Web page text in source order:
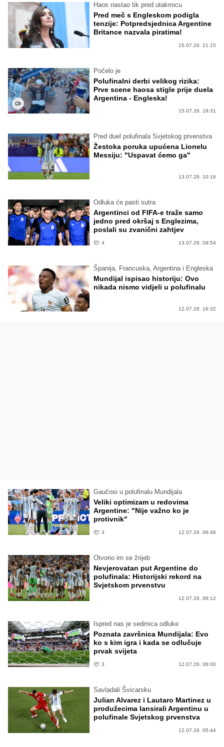
Haos nastao tik pred utakmicu
Pred meč s Engleskom podigla
tenzije: Potpredsjednica Argentine
Britance nazvala piratima!
15.07.26. 21:15
Počelo je
Polufinalni derbi velikog rizika:
Prve scene haosa stigle prije duela
Argentina - Engleska!
15.07.26. 19:31
Pred duel polufinala Svjetskog prvenstva
Žestoka poruka upućena Lionelu
Messiju: "Uspavat ćemo ga"
13.07.26. 10:16
Odluka će pasti sutra
Argentinci od FIFA-e traže samo
jedno pred okršaj s Englezima,
poslali su zvanični zahtjev
4 13.07.26. 09:54
Španija, Francuska, Argentina i Engleska
Mundijal ispisao historiju: Ovo
nikada nismo vidjeli u polufinalu
12.07.26. 16:32
Gaučosi u polufinalu Mundijala
Veliki optimizam u redovima
Argentine: "Nije važno ko je
protivnik"
3 12.07.26. 06:46
Otvorio im se žrijeb
Nevjerovatan put Argentine do
polufinala: Historijski rekord na
Svjetskom prvenstvu
12.07.26. 06:12
Ispred nas je sedmica odluke
Poznata završnica Mundijala: Evo
ko s kim igra i kada se odlučuje
prvak svijeta
3 12.07.26. 06:00
Savladali Švicarsku
Julian Alvarez i Lautaro Martinez u
produžecima lansirali Argentinu u
polufinale Svjetskog prvenstva
12.07.26. 05:44